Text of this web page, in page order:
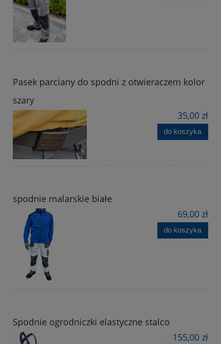
Pasek parciany do spodni z otwieraczem kolor
szary
35,00 zł
do koszyka
spodnie malarskie białe
69,00 zł
do koszyka
Spodnie ogrodniczki elastyczne stalco
155,00 zł